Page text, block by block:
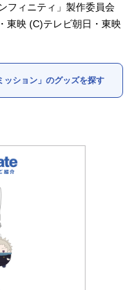
太
フィニティ」製作委員会
東映 (C)テレビ朝日・東映
ッション」のグッズを探す